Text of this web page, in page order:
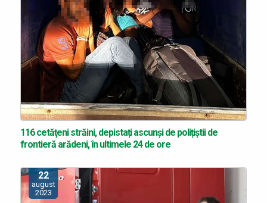
116 cetăţeni străini, depistați ascunși de polițiștii de
frontieră arădeni, în ultimele 24 de ore
22
august
2023